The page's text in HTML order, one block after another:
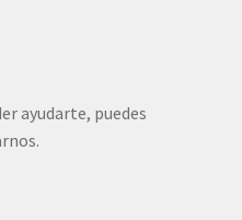
ayudarte, puedes